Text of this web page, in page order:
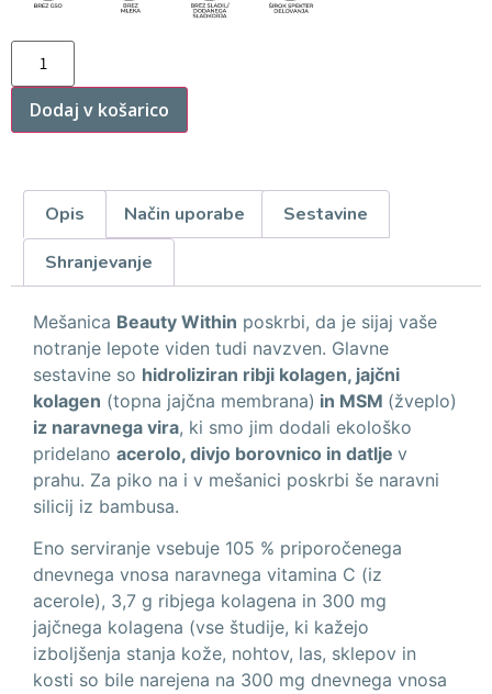
Dodaj v košarico
Opis Način uporabe
Sestavine
Shranjevanje
Mešanica Beauty Within poskrbi, da je sijaj vaše
notranje lepote viden tudi navzven. Glavne
sestavine so hidroliziran ribji kolagen, jajčni
kolagen (topna jajčna membrana) in MSM (žveplo)
iz naravnega vira, ki smo jim dodali ekološko
pridelano acerolo, divjo borovnico in datlje v
prahu. Za piko na i v mešanici poskrbi še naravni
silicij iz bambusa.
Eno serviranje vsebuje 105 % priporočenega
dnevnega vnosa naravnega vitamina C (iz
acerole), 3,7 g ribjega kolagena in 300 mg
jajčnega kolagena (vse študije, ki kažejo
izboljšenja stanja kože, nohtov, las, sklepov in
kosti so bile narejena na 300 mg dnevnega vnosa